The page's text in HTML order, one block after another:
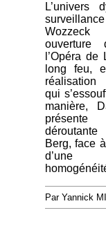
L’univers
l’Opéra
long feu,
qui
manière,
Berg, face
d’une
Par Yannick